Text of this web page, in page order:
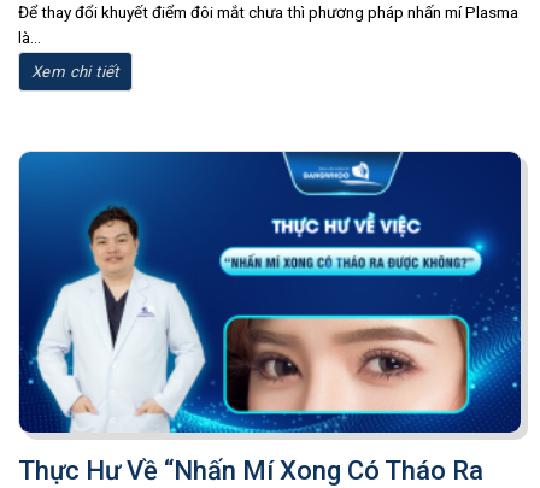
Để thay đổi khuyết điểm đôi mắt chưa thì phương pháp nhấn mí Plasma
là...
Xem chi tiết
Thực Hư Về “Nhấn Mí Xong Có Tháo Ra